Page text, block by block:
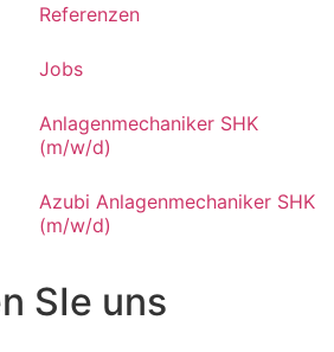
Referenzen
Jobs
Anlagenmechaniker SHK
(m/w/d)
Azubi Anlagenmechaniker SHK
(m/w/d)
SIe uns